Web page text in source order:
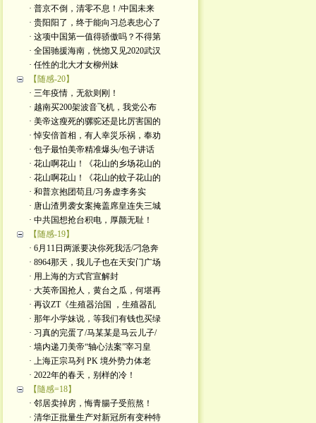
· 普京不倒，清零不息！/中国未来
· 贵阳阳了，终于能向习总表忠心了
· 这项中国第一值得骄傲吗？不得第
· 全国驰援海南，恍惚又见2020武汉
· 任性的北大才女柳州妹
【随感-20】
· 三年疫情，无欲则刚！
· 越南买200架波音飞机，我党公布
· 美帝这瘦死的骡驼还是比厉害国的
· 悼安倍首相，有人幸災乐祸，奉劝
· 包子最怕美帝精准爆头/包子讲话
· 花山啊花山！《花山的乡场花山的
· 花山啊花山！《花山的蚊子花山的
· 和普京抱团苟且/习务虚李务实
· 唐山渣男袭女案掩盖席皇连失三城
· 中共国想抢台积电，厚颜无耻！
【随感-19】
· 6月11日两派要决你死我活/刁急奔
· 8964那天，我儿子也在天安门广场
· 用上海的方式官宣解封
· 大英帝国抢人，黄台之瓜，何堪再
· 再议ZT《生殖器治国 ，生殖器乱
· 那年小学妹说，等我们有钱也买绿
· 习真的完蛋了/马某某是马云儿子/
· 墙内递刀美帝“轴心法案”宰习皇
· 上海正宗马列 PK 境外势力体老
· 2022年的春天，别样的冷！
【隨感=18】
· 邻居卖掉房，悔青腸子受煎熬！
· 清华正批量生产对新冠所有变种特